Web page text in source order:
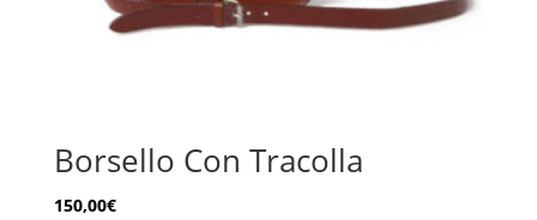
Borsello Con Tracolla
150,00€